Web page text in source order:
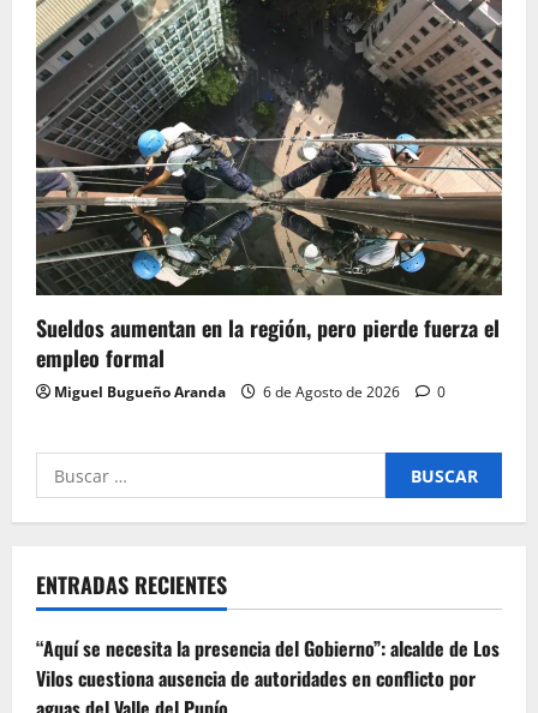
Sueldos aumentan en la región, pero pierde fuerza el
empleo formal
Miguel Bugueño Aranda 6 de Agosto de 2026 0
Buscar
por:
ENTRADAS RECIENTES
“Aquí se necesita la presencia del Gobierno”: alcalde de Los
Vilos cuestiona ausencia de autoridades en conflicto por